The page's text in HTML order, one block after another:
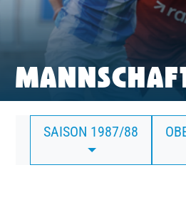
1. MANNSCHAFT
FRAUEN
CAMPUS
CLUB
CLUBMITGLIEDSCHAFT
BUSINESS
SAISON 1987/88